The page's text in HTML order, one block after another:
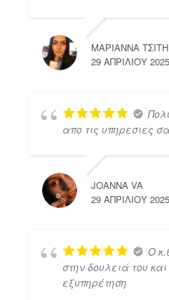
ΜΑΡΙΑΝΝΑ
29 ΑΠΡΙΛΊΟΥ 2025
απο τις υπηρεσιες
JOANNA VA
29 ΑΠΡΙΛΊΟΥ 2025
Ο
στην δουλειά του
εξυπηρέτηση